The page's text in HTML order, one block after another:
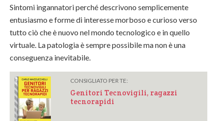
Sintomi ingannatori perché descrivono semplicemente
entusiasmo e forme di interesse morboso e curioso verso
tutto ciò che è nuovo nel mondo tecnologico e in quello
virtuale. La patologia è sempre possibile ma non è una
conseguenza inevitabile.
CONSIGLIATO PER TE:
Genitori Tecnovigili, ragazzi
tecnorapidi